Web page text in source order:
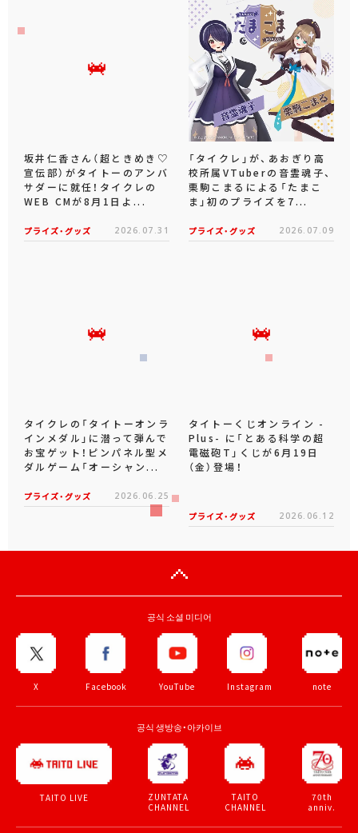
坂井仁香さん（超ときめき♡
宣伝部）がタイトーのアンバ
サダーに就任！タイクレの
WEB CMが8月1日よ...
プライズ・グッズ 2026.07.31
「タイクレ」が、あおぎり高
校所属VTuberの音霊魂子、
栗駒こまるによる「たまこ
ま」初のプライズを7...
プライズ・グッズ 2026.07.09
タイクレの「タイトーオンラ
インメダル」に潜って弾んで
お宝ゲット！ピンパネル型メ
ダルゲーム「オーシャン...
プライズ・グッズ 2026.06.25
タイトーくじオンライン -
Plus- に「とある科学の超
電磁砲T」くじが6月19日
（金）登場！
プライズ・グッズ 2026.06.12
공식 소셜 미디어
X Facebook YouTube Instagram note
공식 생방송・아카이브
TAITO LIVE
ZUNTATA
CHANNEL
TAITO
CHANNEL
70th
anniv.